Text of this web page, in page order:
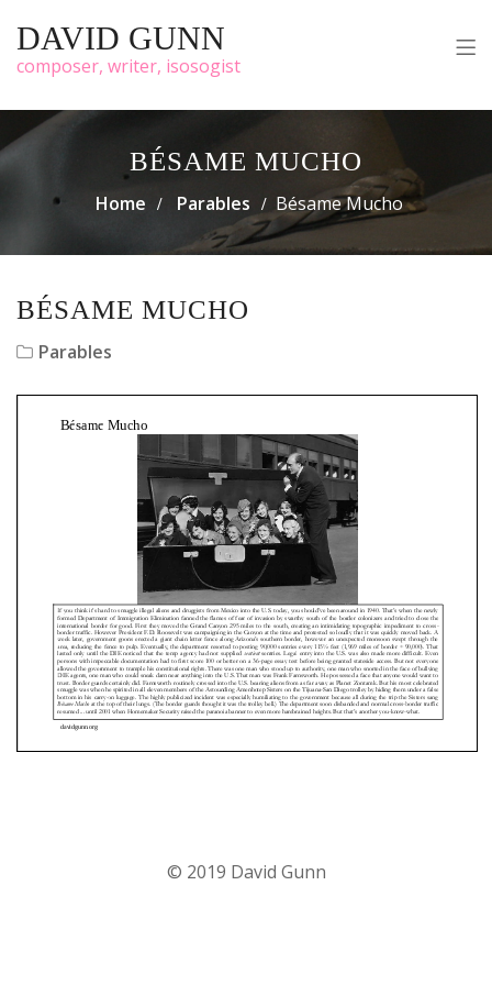
DAVID GUNN
composer, writer, isosogist
BÉSAME MUCHO
Home Parables Bésame Mucho
BÉSAME MUCHO
Parables
© 2019 David Gunn